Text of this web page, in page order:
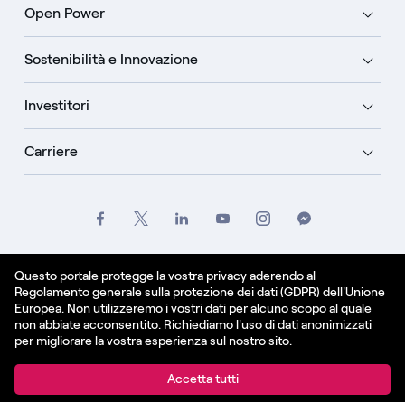
Questo portale protegge la vostra privacy aderendo al
Regolamento generale sulla protezione dei dati (GDPR) dell'Unione
Europea. Non utilizzeremo i vostri dati per alcuno scopo al quale
non abbiate acconsentito. Richiediamo l'uso di dati anonimizzati
per migliorare la vostra esperienza sul nostro sito.
Accetta tutti
Open Power
Sostenibilità e Innovazione
Investitori
Carriere
Informativa sui cookie
Italiano
© Enel Spa All Rights Reserved Enel Spa VAT code